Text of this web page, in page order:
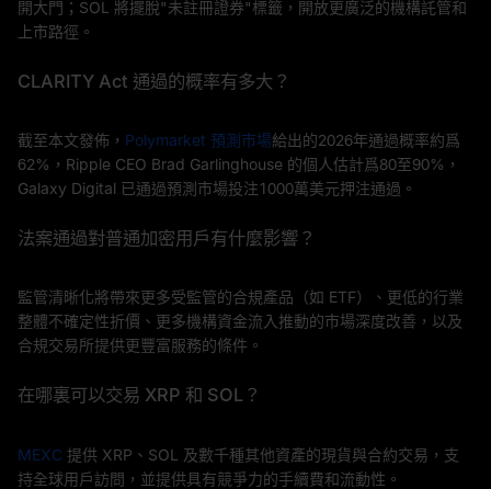
開大門；SOL 將擺脫"未註冊證券"標籤，開放更廣泛的機構託管和
上市路徑。
CLARITY Act 通過的概率有多大？
截至本文發佈， Polymarket 預測市場給出的2026年通過概率約爲
62%，Ripple CEO Brad Garlinghouse 的個人估計爲80至90%，
Galaxy Digital 已通過預測市場投注1000萬美元押注通過。
法案通過對普通加密用戶有什麼影響？
監管清晰化將帶來更多受監管的合規產品（如 ETF）、更低的行業
整體不確定性折價、更多機構資金流入推動的市場深度改善，以及
合規交易所提供更豐富服務的條件。
在哪裏可以交易 XRP 和 SOL？
MEXC 提供 XRP、SOL 及數千種其他資產的現貨與合約交易，支
持全球用戶訪問，並提供具有競爭力的手續費和流動性。